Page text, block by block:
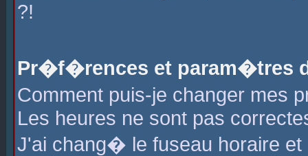
?!
Pr�f�rences et param�tres
Comment puis-je changer mes
Les heures ne sont pas
J'ai chang� le fuseau horaire